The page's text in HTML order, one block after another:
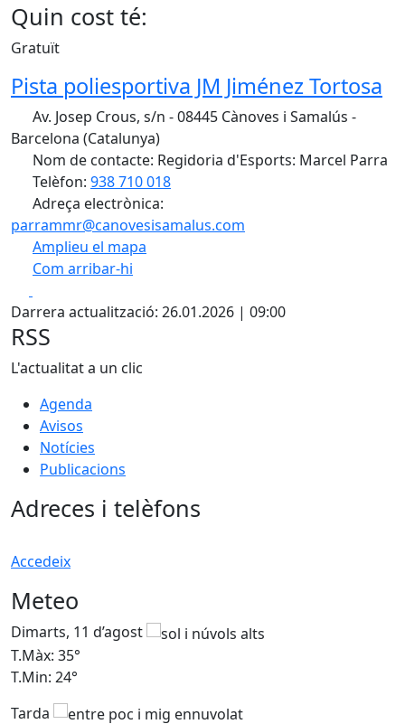
Quin cost té:
Gratuït
Pista poliesportiva JM Jiménez Tortosa
Av. Josep Crous, s/n - 08445 Cànoves i Samalús -
Barcelona (Catalunya)
Nom de contacte: Regidoria d'Esports: Marcel Parra
Telèfon: 938 710 018
Adreça electrònica:
parrammr@canovesisamalus.com
Amplieu el mapa
Com arribar-hi
+
−
Darrera actualització: 26.01.2026 | 09:00
RSS
L'actualitat a un clic
Agenda
Avisos
Notícies
Publicacions
Adreces i telèfons
Accedeix
Meteo
Dimarts, 11 d’agost
T.Màx: 35°
T.Min: 24°
Tarda